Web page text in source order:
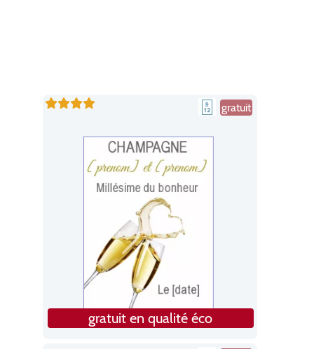
gratuit
gratuit en qualité éco